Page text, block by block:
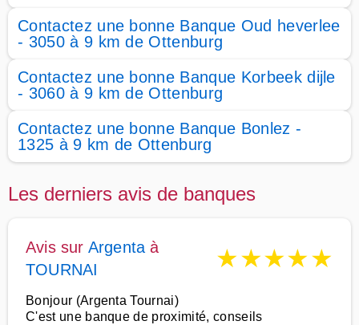
Contactez une bonne Banque Oud heverlee
- 3050 à 9 km de Ottenburg
Contactez une bonne Banque Korbeek dijle
- 3060 à 9 km de Ottenburg
Contactez une bonne Banque Bonlez -
1325 à 9 km de Ottenburg
Les derniers avis de banques
Avis sur Argenta à
TOURNAI
★★★★★
Bonjour (Argenta Tournai)
C'est une banque de proximité, conseils